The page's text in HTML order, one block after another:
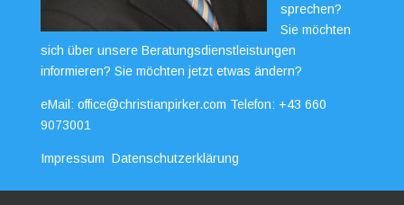
sprechen?
Sie möchten
sich über unsere Beratungsdienstleistungen
informieren? Sie möchten jetzt etwas ändern?
eMail: office@christianpirker.com Telefon: +43 660
9073001
Impressum Datenschutzerklärung